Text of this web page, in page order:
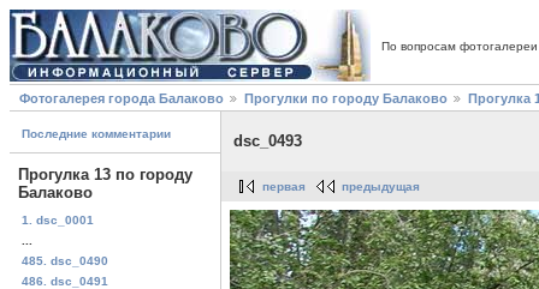
По вопросам
Фотогалерея города Балаково Прогулки по городу Балаково Прогулка
Последние комментарии
Прогулка 13 по городу
Балаково
1. dsc_0001
485. dsc_0490
486. dsc_0491
dsc_0493
первая предыдущая